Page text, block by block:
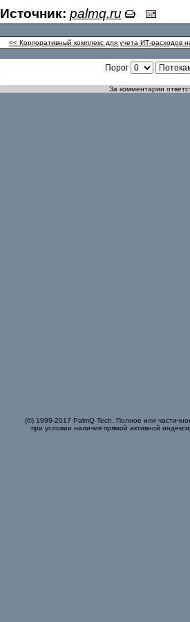
Источник: palmq.ru
<< Корпоративный комплекс для учета ИТ-расходов
Порог
За комментарии
(©) 1999-2017 PalmQ Tech. Полное или
при условии наличия прямой активной